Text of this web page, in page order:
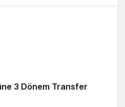
3 Dönem Transfer